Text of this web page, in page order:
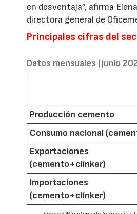
en desventaja”, afirma
directora general de
Principales cifras del
Datos mensuales (junio
Producción cemento
Consumo nacional
Exportaciones
(cemento+clínker)
Importaciones
(cemento+clínker)